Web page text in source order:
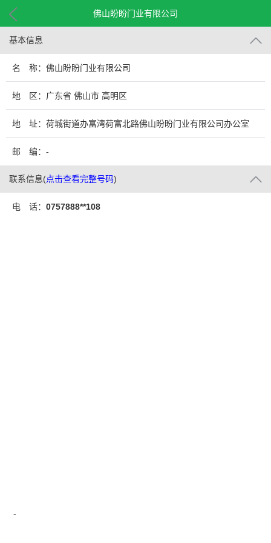
佛山盼盼门业有限公司
基本信息
名 称：佛山盼盼门业有限公司
地 区：广东省 佛山市 高明区
地 址：荷城街道办富湾荷富北路佛山盼盼门业有限公司办公室
邮 编：-
联系信息(点击查看完整号码)
电 话： 0757888**108
-